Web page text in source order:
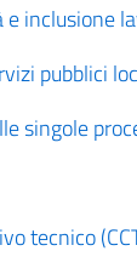
inclusione
pubblici
singole
tecnico